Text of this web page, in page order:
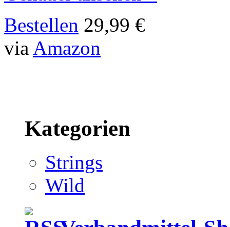
Bestellen 29,99 €
via Amazon
Kategorien
Strings
Wild